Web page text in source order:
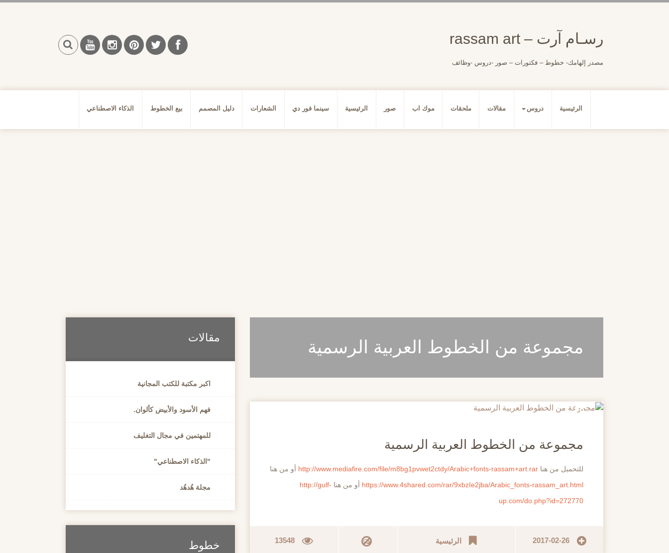
رسـام آرت – rassam art
مصدر إلهامك- خطوط – فكتورات – صور -دروس -وظائف
الرئيسية دروس مقالات ملحقات موك اب صور الرئيسية سينما فور دي الشعارات دليل المصمم بيع الخطوط الذكاء الاصطناعي
مجموعة من الخطوط العربية الرسمية
20
مجموعة من الخطوط العربية الرسمية
للتحميل من هنا http://www.mediafire.com/file/m8bg1pvwet2ctdy/Arabic+fonts-rassam+art.rar أو من هنا
https://www.4shared.com/rar/9xbzIe2jba/Arabic_fonts-rassam_art.html أو من هنا http://gulf-
up.com/do.php?id=272770
2017-02-26 الرئيسية 13548
مقالات
اكبر مكتبة للكتب المجانية
فهم الأسود والأبيض كألوان.
للمهتمين في مجال التغليف
"الذكاء الاصطناعي"
مجلة هُدهُد
خطوط